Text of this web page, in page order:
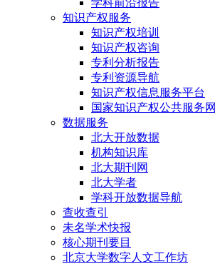
学科前沿报告
知识产权服务
知识产权培训
知识产权咨询
专利分析报告
专利资源导航
知识产权信息服务平台
国家知识产权公共服务网
数据服务
北大开放数据
机构知识库
北大期刊网
北大学者
学科开放数据导航
查收查引
未名学术快报
核心期刊要目
北京大学数字人文工作坊